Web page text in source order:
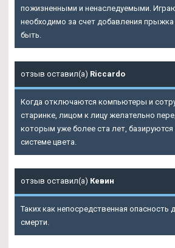
пожизненными и ненаследуемыми.
необходимо за счет добавления
быть.
отзыв оставил(а) Riccardo
Когда отключаются компьютеры и
старинке, лицом к лицу желательно
которым уже более ста лет, базируются
системе цвета.
отзыв оставил(а) Кевин
Таких как непосредственная опасность
смерти.